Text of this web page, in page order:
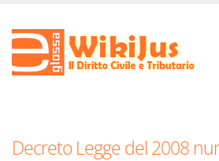
Decreto Legge del 2008